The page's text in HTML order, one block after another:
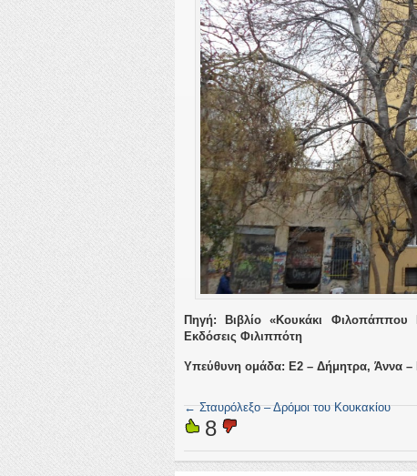
Πηγή: Βιβλίο «Κουκάκι Φιλοπάππου
Εκδόσεις Φιλιππότη
Υπεύθυνη ομάδα: Ε2 – Δήμητρα, Άννα –
←Σταυρόλεξο – Δρόμοι του Κουκακίου
8